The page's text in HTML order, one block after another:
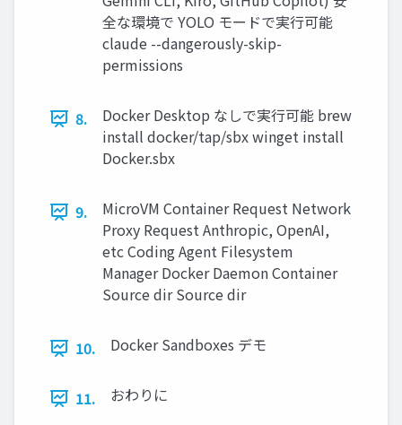
全な環境で YOLO モードで実行可能
claude --dangerously-skip-
permissions
8.
Docker Desktop なしで実行可能 brew
install docker/tap/sbx winget install
Docker.sbx
9.
MicroVM Container Request Network
Proxy Request Anthropic, OpenAI,
etc Coding Agent Filesystem
Manager Docker Daemon Container
Source dir Source dir
10. Docker Sandboxes デモ
11. おわりに